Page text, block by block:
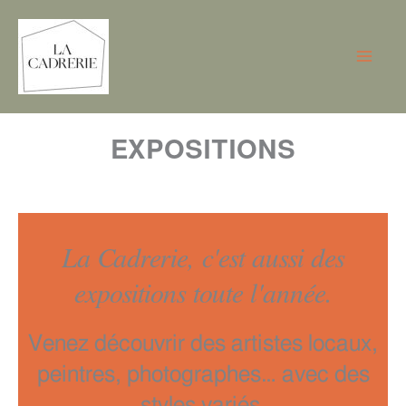
contenu
EXPOSITIONS
La Cadrerie, c'est aussi des
expositions toute l'année.
Venez découvrir des artistes locaux,
peintres, photographes… avec des